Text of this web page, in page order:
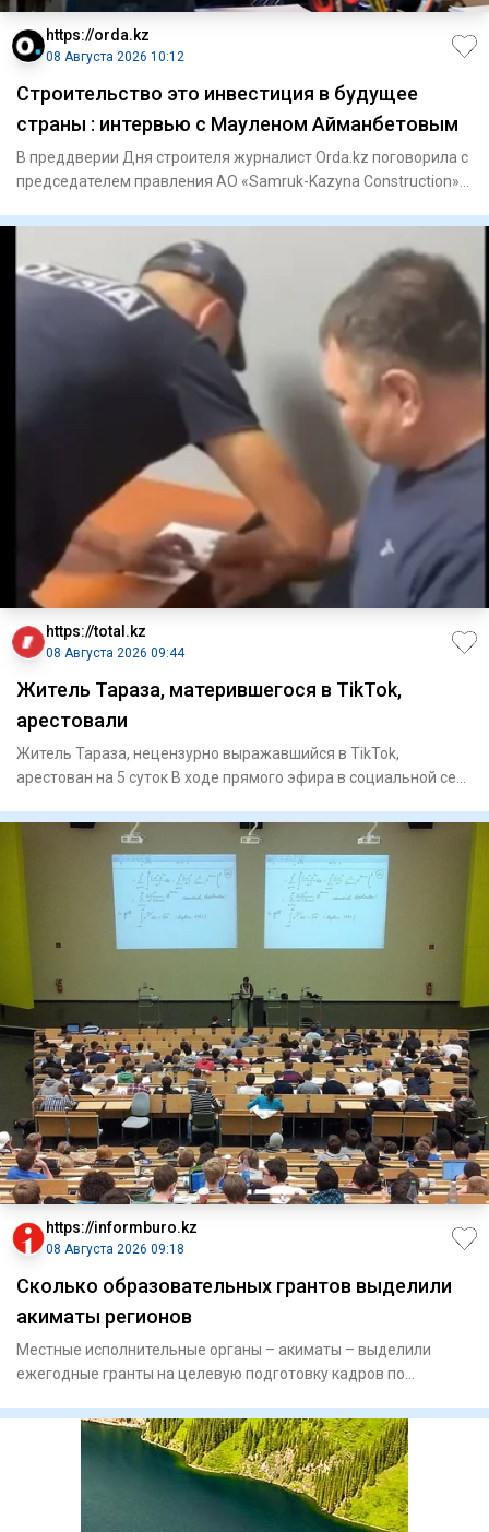
https://orda.kz
08 Августа 2026 10:12
Строительство это инвестиция в будущее
страны : интервью с Мауленом Айманбетовым
В преддверии Дня строителя журналист Orda.kz поговорила с
председателем правления АО «Samruk-Kazyna Construction»
https://total.kz
08 Августа 2026 09:44
Житель Тараза, матерившегося в TikTok,
арестовали
Житель Тараза, нецензурно выражавшийся в TikTok,
арестован на 5 суток В ходе прямого эфира в социальной сети
https://informburo.kz
08 Августа 2026 09:18
Сколько образовательных грантов выделили
акиматы регионов
Местные исполнительные органы – акиматы – выделили
ежегодные гранты на целевую подготовку кадров по